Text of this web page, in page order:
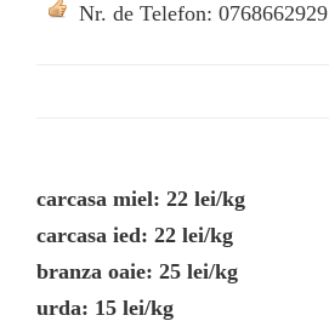
Nr. de Telefon: 0768662929
carcasa miel: 22 lei/kg
carcasa ied: 22 lei/kg
branza oaie: 25 lei/kg
urda: 15 lei/kg